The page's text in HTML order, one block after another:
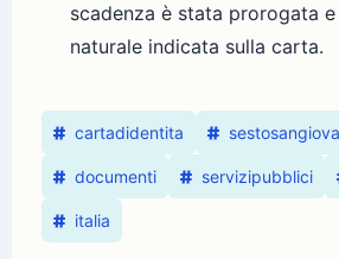
scadenza è stata prorogata
naturale indicata sulla carta.
cartadidentita
documenti servizipubblici
italia